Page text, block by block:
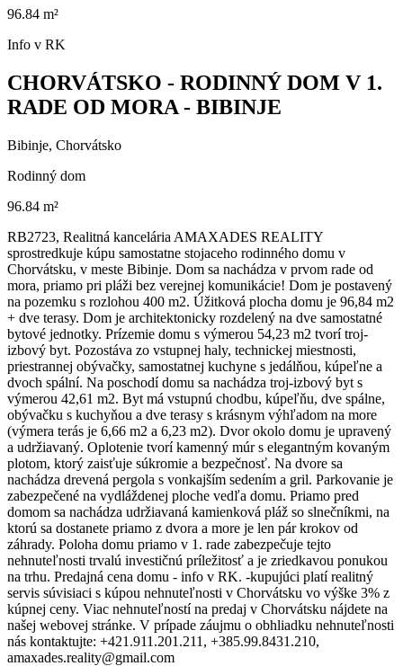
96.84 m²
Info v RK
CHORVÁTSKO - RODINNÝ DOM V 1.
RADE OD MORA - BIBINJE
Bibinje, Chorvátsko
Rodinný dom
96.84 m²
RB2723, Realitná kancelária AMAXADES REALITY
sprostredkuje kúpu samostatne stojaceho rodinného domu v
Chorvátsku, v meste Bibinje. Dom sa nachádza v prvom rade od
mora, priamo pri pláži bez verejnej komunikácie! Dom je postavený
na pozemku s rozlohou 400 m2. Úžitková plocha domu je 96,84 m2
+ dve terasy. Dom je architektonicky rozdelený na dve samostatné
bytové jednotky. Prízemie domu s výmerou 54,23 m2 tvorí troj-
izbový byt. Pozostáva zo vstupnej haly, technickej miestnosti,
priestrannej obývačky, samostatnej kuchyne s jedálňou, kúpeľne a
dvoch spální. Na poschodí domu sa nachádza troj-izbový byt s
výmerou 42,61 m2. Byt má vstupnú chodbu, kúpeľňu, dve spálne,
obývačku s kuchyňou a dve terasy s krásnym výhľadom na more
(výmera terás je 6,66 m2 a 6,23 m2). Dvor okolo domu je upravený
a udržiavaný. Oplotenie tvorí kamenný múr s elegantným kovaným
plotom, ktorý zaisťuje súkromie a bezpečnosť. Na dvore sa
nachádza drevená pergola s vonkajším sedením a gril. Parkovanie je
zabezpečené na vydláždenej ploche vedľa domu. Priamo pred
domom sa nachádza udržiavaná kamienková pláž so slnečníkmi, na
ktorú sa dostanete priamo z dvora a more je len pár krokov od
záhrady. Poloha domu priamo v 1. rade zabezpečuje tejto
nehnuteľnosti trvalú investičnú príležitosť a je zriedkavou ponukou
na trhu. Predajná cena domu - info v RK. -kupujúci platí realitný
servis súvisiaci s kúpou nehnuteľnosti v Chorvátsku vo výške 3% z
kúpnej ceny. Viac nehnuteľností na predaj v Chorvátsku nájdete na
našej webovej stránke. V prípade záujmu o obhliadku nehnuteľnosti
nás kontaktujte: +421.911.201.211, +385.99.8431.210,
amaxades.reality@gmail.com